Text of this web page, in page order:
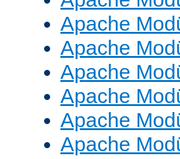
Apache
Apache
Apache
Apache
Apache
Apache